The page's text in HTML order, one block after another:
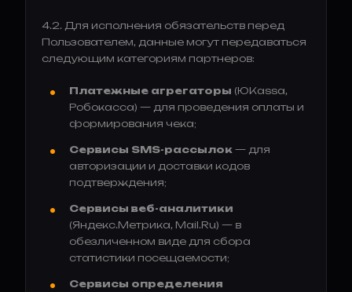
4.2. Для исполнения обязательств перед
Пользователем, данные могут передаваться
следующим категориям партнеров:
Платежные агрегаторы (ЮKassa,
Робокасса) — для проведения оплаты и
формирования чека;
Сервисы SMS-рассылок — для
авторизации и доставки кодов
подтверждения;
Сервисы веб-аналитики
(Яндекс.Метрика, Mail.Ru) — в
обезличенном виде для сбора
статистики посещаемости;
Сервисы определения